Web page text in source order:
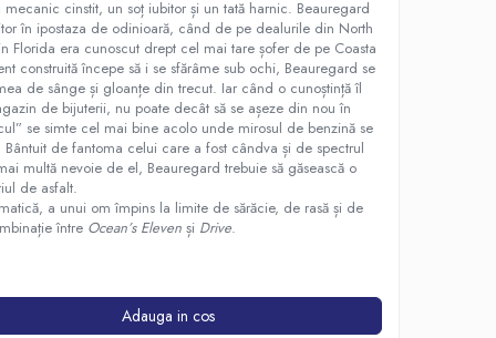
cinstit, un soț iubitor și un tată harnic. Beauregard
în ipostaza de odinioară, când de pe dealurile din North
Florida era cunoscut drept cel mai tare șofer de pe Coasta
construită începe să i se sfărâme sub ochi, Beauregard se
de sânge și gloanțe din trecut. Iar când o cunoștință îl
de bijuterii, nu poate decât să se așeze din nou în
se simte cel mai bine acolo unde mirosul de benzină se
de fantoma celui care a fost cândva și de spectrul
multă nevoie de el, Beauregard trebuie să găsească o
de asfalt.
a unui om împins la limite de sărăcie, de rasă și de
între Ocean’s Elevenși Drive.
Adauga in cos